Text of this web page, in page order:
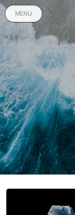
MENU